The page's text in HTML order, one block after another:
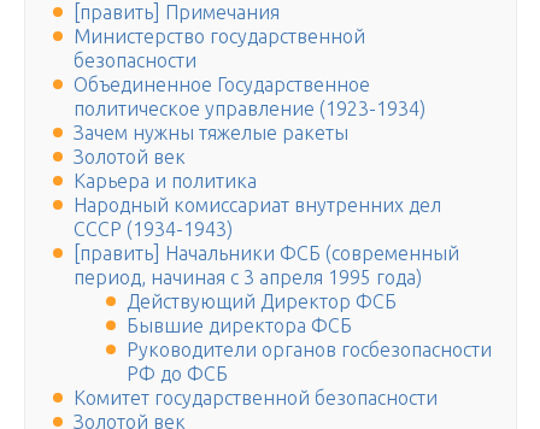
[править] Примечания
Министерство государственной
безопасности
Объединенное Государственное
политическое управление (1923-1934)
Зачем нужны тяжелые ракеты
Золотой век
Карьера и политика
Народный комиссариат внутренних дел
СССР (1934-1943)
[править] Начальники ФСБ (современный
период, начиная с 3 апреля 1995 года)
Действующий Директор ФСБ
Бывшие директора ФСБ
Руководители органов госбезопасности
РФ до ФСБ
Комитет государственной безопасности
Золотой век